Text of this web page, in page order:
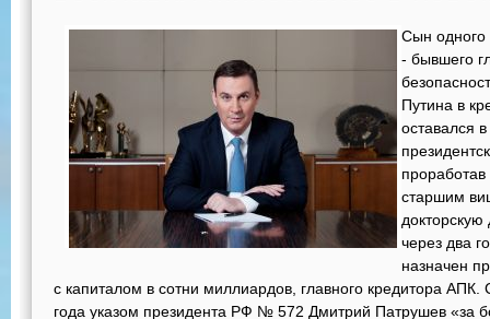
Сын одного
- бывшего
Путина в
оставался
проработав
старшим
через два
назначен
с капиталом в сотни миллиардов, главного кредитора АПК.
года указом президента РФ № 572 Дмитрий Патрушев «за